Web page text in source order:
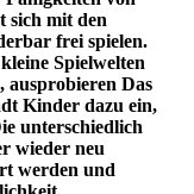
sich mit den
frei spielen.
Spielwelten
ausprobieren Das
Kinder dazu ein,
unterschiedlich
wieder neu
werden und